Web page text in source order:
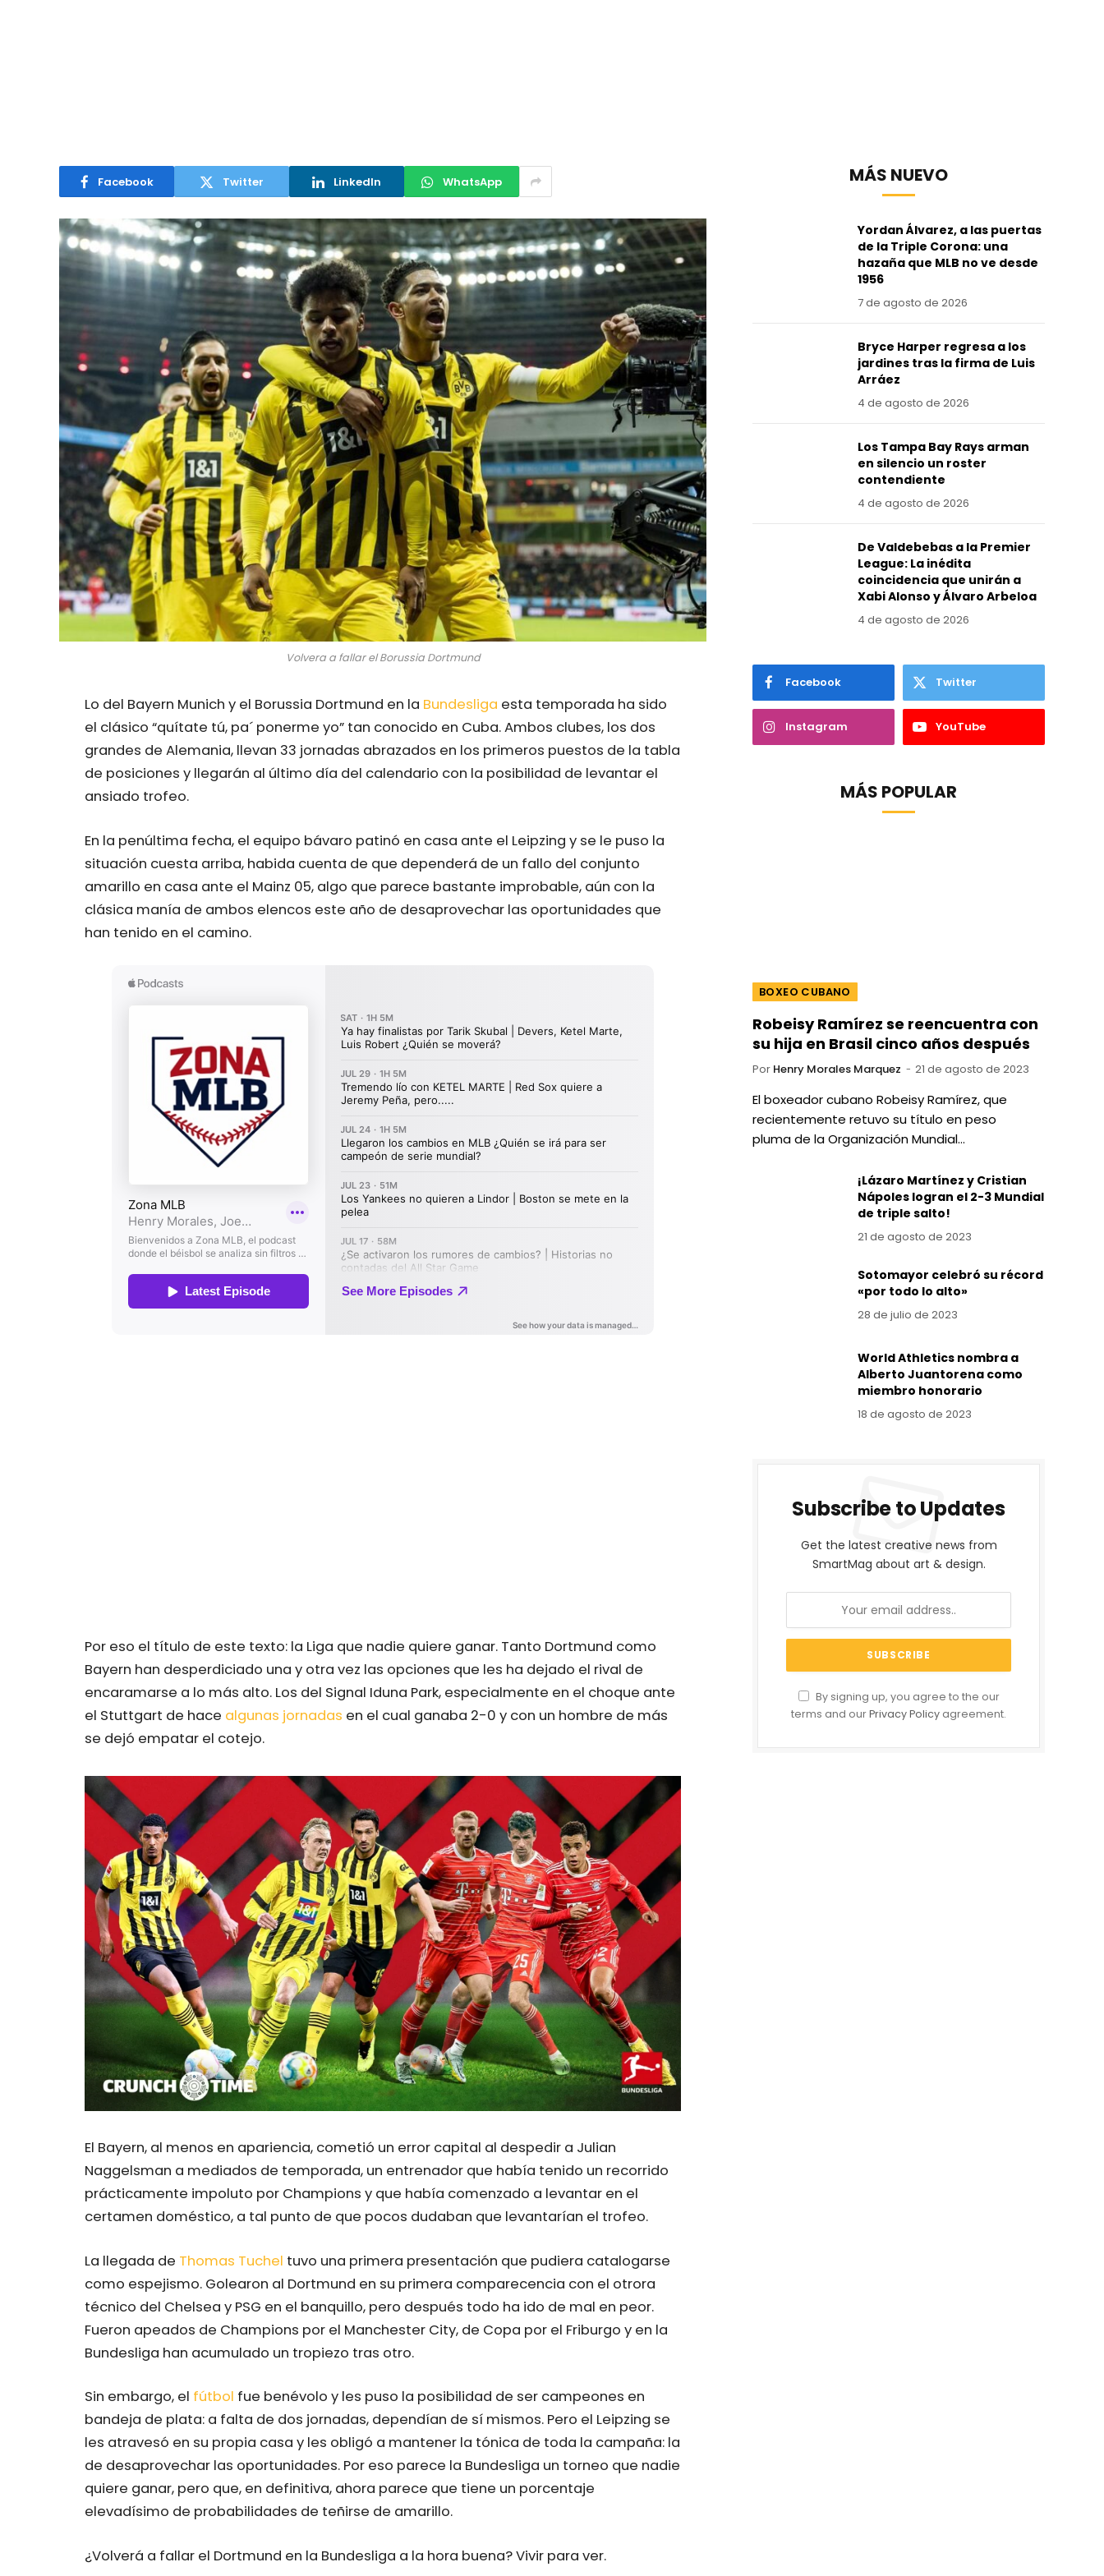
Facebook Twitter LinkedIn WhatsApp
Volvera a fallar el Borussia Dortmund
Lo del Bayern Munich y el Borussia Dortmund en la Bundesliga esta temporada ha sido
el clásico “quítate tú, pa´ ponerme yo” tan conocido en Cuba. Ambos clubes, los dos
grandes de Alemania, llevan 33 jornadas abrazados en los primeros puestos de la tabla
de posiciones y llegarán al último día del calendario con la posibilidad de levantar el
ansiado trofeo.
En la penúltima fecha, el equipo bávaro patinó en casa ante el Leipzing y se le puso la
situación cuesta arriba, habida cuenta de que dependerá de un fallo del conjunto
amarillo en casa ante el Mainz 05, algo que parece bastante improbable, aún con la
clásica manía de ambos elencos este año de desaprovechar las oportunidades que
han tenido en el camino.
Por eso el título de este texto: la Liga que nadie quiere ganar. Tanto Dortmund como
Bayern han desperdiciado una y otra vez las opciones que les ha dejado el rival de
encaramarse a lo más alto. Los del Signal Iduna Park, especialmente en el choque ante
el Stuttgart de hace algunas jornadas en el cual ganaba 2-0 y con un hombre de más
se dejó empatar el cotejo.
El Bayern, al menos en apariencia, cometió un error capital al despedir a Julian
Naggelsman a mediados de temporada, un entrenador que había tenido un recorrido
prácticamente impoluto por Champions y que había comenzado a levantar en el
certamen doméstico, a tal punto de que pocos dudaban que levantarían el trofeo.
La llegada de Thomas Tuchel tuvo una primera presentación que pudiera catalogarse
como espejismo. Golearon al Dortmund en su primera comparecencia con el otrora
técnico del Chelsea y PSG en el banquillo, pero después todo ha ido de mal en peor.
Fueron apeados de Champions por el Manchester City, de Copa por el Friburgo y en la
Bundesliga han acumulado un tropiezo tras otro.
Sin embargo, el fútbol fue benévolo y les puso la posibilidad de ser campeones en
bandeja de plata: a falta de dos jornadas, dependían de sí mismos. Pero el Leipzing se
les atravesó en su propia casa y les obligó a mantener la tónica de toda la campaña: la
de desaprovechar las oportunidades. Por eso parece la Bundesliga un torneo que nadie
quiere ganar, pero que, en definitiva, ahora parece que tiene un porcentaje
elevadísimo de probabilidades de teñirse de amarillo.
¿Volverá a fallar el Dortmund en la Bundesliga a la hora buena? Vivir para ver.
MÁS NUEVO
Yordan Álvarez, a las puertas
de la Triple Corona: una
hazaña que MLB no ve desde
1956
7 de agosto de 2026
Bryce Harper regresa a los
jardines tras la firma de Luis
Arráez
4 de agosto de 2026
Los Tampa Bay Rays arman
en silencio un roster
contendiente
4 de agosto de 2026
De Valdebebas a la Premier
League: La inédita
coincidencia que unirán a
Xabi Alonso y Álvaro Arbeloa
4 de agosto de 2026
Facebook Twitter
Instagram YouTube
MÁS POPULAR
BOXEO CUBANO
Robeisy Ramírez se reencuentra con
su hija en Brasil cinco años después
Por Henry Morales Marquez 21 de agosto de 2023
El boxeador cubano Robeisy Ramírez, que
recientemente retuvo su título en peso
pluma de la Organización Mundial…
¡Lázaro Martínez y Cristian
Nápoles logran el 2-3 Mundial
de triple salto!
21 de agosto de 2023
Sotomayor celebró su récord
«por todo lo alto»
28 de julio de 2023
World Athletics nombra a
Alberto Juantorena como
miembro honorario
18 de agosto de 2023
Subscribe to Updates
Get the latest creative news from
SmartMag about art & design.
By signing up, you agree to the our
terms and ourPrivacy Policy agreement.